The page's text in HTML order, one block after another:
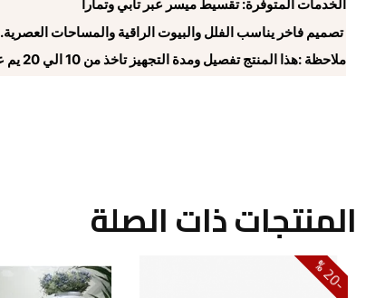
الخدمات المتوفرة: تقسيط ميسر عبر تابي وتمارا
تصميم فاخر يناسب الفلل والبيوت الراقية والمساحات العصرية.
ملاحظة :هذا المنتج تفصيل ومدة التجهيز تاخذ من 10 الي 20 يم عمل
المنتجات ذات الصلة
-
2
0
%